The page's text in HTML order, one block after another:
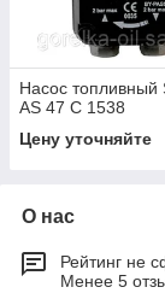
Насос топливный
AS 47 C 1538
Цену уточняйте
О нас
Рейтинг не
Менее 5